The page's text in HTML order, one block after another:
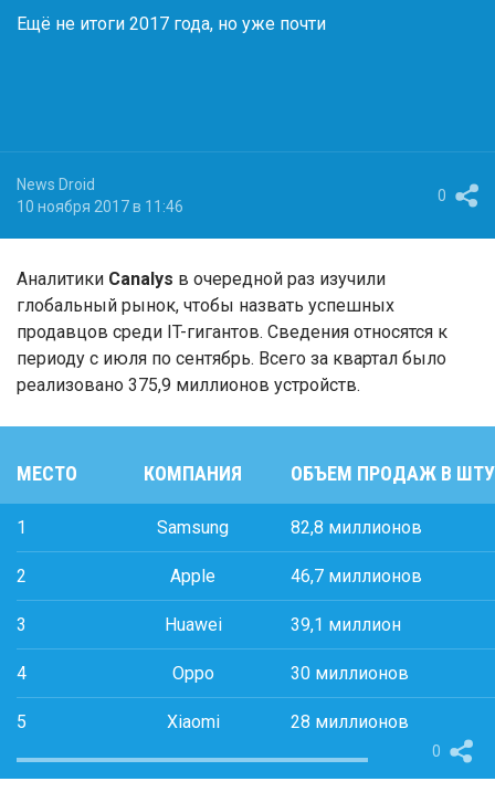
Ещё не итоги 2017 года, но уже почти
News Droid
10 ноября 2017 в 11:46
0
Аналитики Canalys в очередной раз изучили
глобальный рынок, чтобы назвать успешных
продавцов среди IT-гигантов. Сведения относятся к
периоду с июля по сентябрь. Всего за квартал было
реализовано 375,9 миллионов устройств.
МЕСТО КОМПАНИЯ ОБЪЕМ ПРОДАЖ В
1 Samsung 82,8 миллионов
2 Apple 46,7 миллионов
3 Huawei 39,1 миллион
4 Oppo 30 миллионов
5 Xiaomi 28 миллионов
0